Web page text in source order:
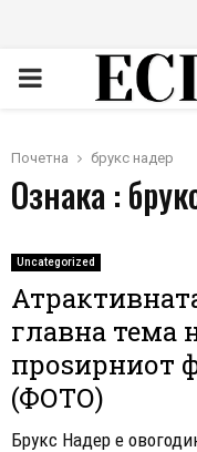
PRIMARY
Почетна брукс надер
Ознака :
Uncategorized
главна тема
проѕирниот
(ФОТО)
Брукс Надер е